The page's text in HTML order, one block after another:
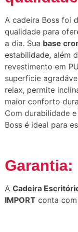
A cadeira Boss foi
qualidade para
a dia. Sua base
estabilidade, além
revestimento em
superfície
relax, permite
maior conforto
Com durabilidade
Boss é ideal para
Garantia:
A Cadeira
IMPORT conta